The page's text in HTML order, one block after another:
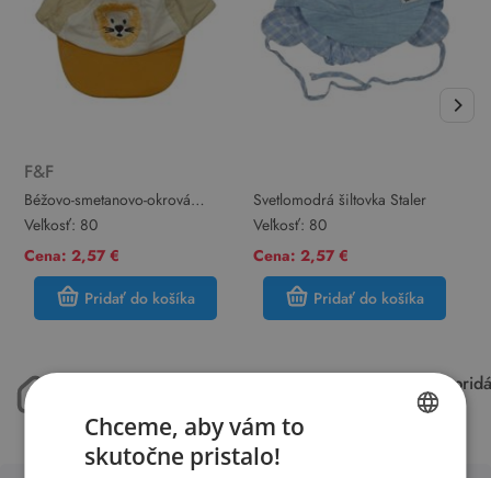
F&F
Béžovo-smetanovo-okrová
šiltovka s lvem F&F
Veľkosť: 80
Cena: 2,57 €
Pridať do košíka
Svetlomodrá šiltovka Staler
Veľkosť: 80
Cena: 2,57 €
Pridať do košíka
každý týždeň
15.000 kúskov
Chceme, aby vám to
skutočne pristalo!